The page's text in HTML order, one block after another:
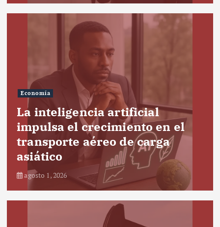
Economía
La inteligencia artificial
impulsa el crecimiento en el
transporte aéreo de carga
asiático
agosto 1, 2026